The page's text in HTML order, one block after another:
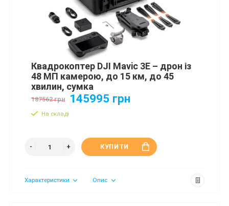
Квадрокоптер DJI Mavic 3E – дрон із
48 МП камерою, до 15 км, до 45
хвилин, сумка
187562 грн 145995 грн
На складі
КУПИТИ
Характеристики Опис